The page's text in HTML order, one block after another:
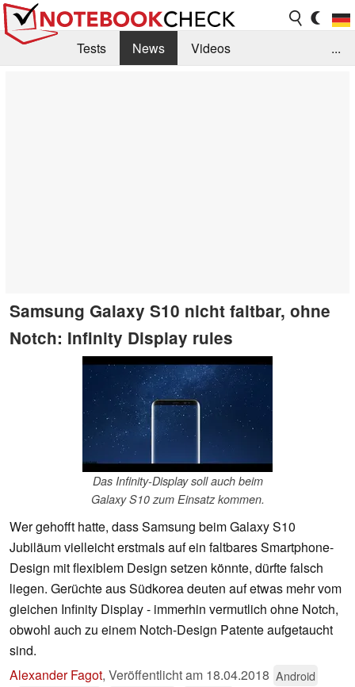
Tests News
Videos
...
Samsung Galaxy S10 nicht faltbar, ohne
Notch: Infinity Display rules
Das Infinity-Display soll auch beim
Galaxy S10 zum Einsatz kommen.
Wer gehofft hatte, dass Samsung beim Galaxy S10
Jubiläum vielleicht erstmals auf ein faltbares Smartphone-
Design mit flexiblem Design setzen könnte, dürfte falsch
liegen. Gerüchte aus Südkorea deuten auf etwas mehr vom
gleichen Infinity Display - immerhin vermutlich ohne Notch,
obwohl auch zu einem Notch-Design Patente aufgetaucht
sind.
Alexander Fagot, Veröffentlicht am 18.04.2018 Android